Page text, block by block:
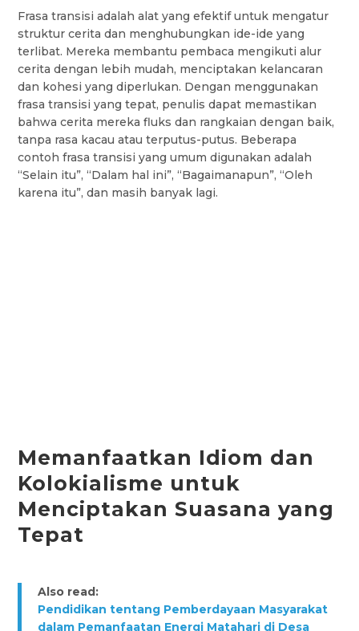
Frasa transisi adalah alat yang efektif untuk mengatur
struktur cerita dan menghubungkan ide-ide yang
terlibat. Mereka membantu pembaca mengikuti alur
cerita dengan lebih mudah, menciptakan kelancaran
dan kohesi yang diperlukan. Dengan menggunakan
frasa transisi yang tepat, penulis dapat memastikan
bahwa cerita mereka fluks dan rangkaian dengan baik,
tanpa rasa kacau atau terputus-putus. Beberapa
contoh frasa transisi yang umum digunakan adalah
“Selain itu”, “Dalam hal ini”, “Bagaimanapun”, “Oleh
karena itu”, dan masih banyak lagi.
Memanfaatkan Idiom dan
Kolokialisme untuk
Menciptakan Suasana yang
Tepat
Also read:
Pendidikan tentang Pemberdayaan Masyarakat
dalam Pemanfaatan Energi Matahari di Desa